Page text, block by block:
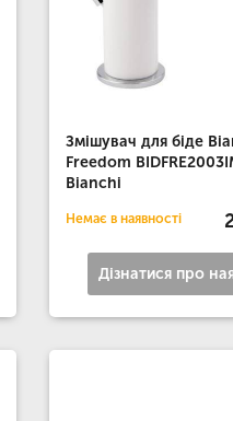
Змішувач для біде
Freedom
Bianchi
Немає в наявності
Дізнатися про